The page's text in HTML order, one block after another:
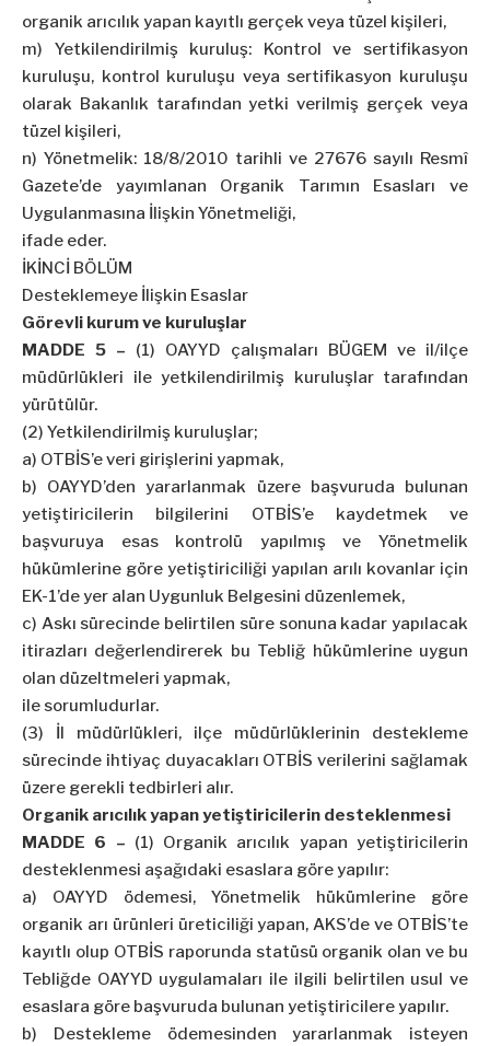
organik arıcılık yapan kayıtlı gerçek veya tüzel kişileri,
m) Yetkilendirilmiş kuruluş: Kontrol ve sertifikasyon
kuruluşu, kontrol kuruluşu veya sertifikasyon kuruluşu
olarak Bakanlık tarafından yetki verilmiş gerçek veya
tüzel kişileri,
n) Yönetmelik: 18/8/2010 tarihli ve 27676 sayılı Resmî
Gazete’de yayımlanan Organik Tarımın Esasları ve
Uygulanmasına İlişkin Yönetmeliği,
ifade eder.
İKİNCİ BÖLÜM
Desteklemeye İlişkin Esaslar
Görevli kurum ve kuruluşlar
MADDE 5 – (1) OAYYD çalışmaları BÜGEM ve il/ilçe
müdürlükleri ile yetkilendirilmiş kuruluşlar tarafından
yürütülür.
(2) Yetkilendirilmiş kuruluşlar;
a) OTBİS’e veri girişlerini yapmak,
b) OAYYD’den yararlanmak üzere başvuruda bulunan
yetiştiricilerin bilgilerini OTBİS’e kaydetmek ve
başvuruya esas kontrolü yapılmış ve Yönetmelik
hükümlerine göre yetiştiriciliği yapılan arılı kovanlar için
EK-1’de yer alan Uygunluk Belgesini düzenlemek,
c) Askı sürecinde belirtilen süre sonuna kadar yapılacak
itirazları değerlendirerek bu Tebliğ hükümlerine uygun
olan düzeltmeleri yapmak,
ile sorumludurlar.
(3) İl müdürlükleri, ilçe müdürlüklerinin destekleme
sürecinde ihtiyaç duyacakları OTBİS verilerini sağlamak
üzere gerekli tedbirleri alır.
Organik arıcılık yapan yetiştiricilerin desteklenmesi
MADDE 6 – (1) Organik arıcılık yapan yetiştiricilerin
desteklenmesi aşağıdaki esaslara göre yapılır:
a) OAYYD ödemesi, Yönetmelik hükümlerine göre
organik arı ürünleri üreticiliği yapan, AKS’de ve OTBİS’te
kayıtlı olup OTBİS raporunda statüsü organik olan ve bu
Tebliğde OAYYD uygulamaları ile ilgili belirtilen usul ve
esaslara göre başvuruda bulunan yetiştiricilere yapılır.
b) Destekleme ödemesinden yararlanmak isteyen